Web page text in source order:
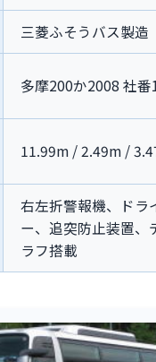
三菱ふそうバス製造
多摩200か2008 社番
11.99m / 2.49m /
右左折警報機、ドラ
ー、追突防止装置、
ラフ搭載